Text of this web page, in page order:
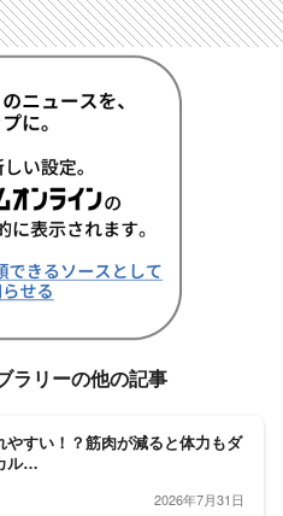
ラリーの他の記事
やすい！？筋肉が減ると体力もダ
ル…
2026年7月31日